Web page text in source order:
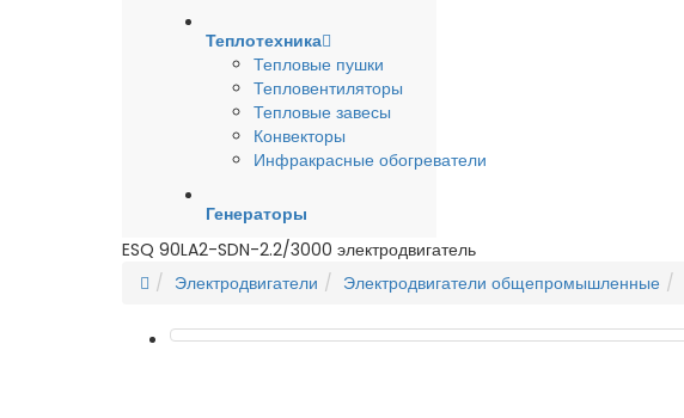
Теплотехника
Тепловые пушки
Тепловентиляторы
Тепловые завесы
Конвекторы
Инфракрасные обогреватели
Генераторы
ESQ 90LA2-SDN-2.2/3000 электродвигатель
Электродвигатели
Электродвигатели общепромышленные